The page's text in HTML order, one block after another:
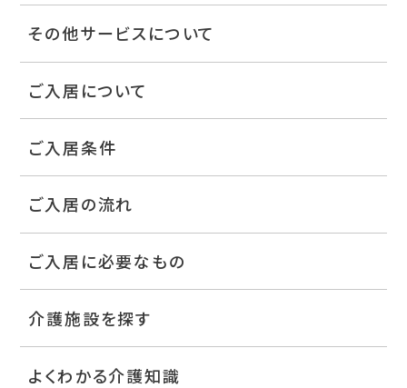
その他サービスについて
ご入居について
ご入居条件
ご入居の流れ
ご入居に必要なもの
介護施設を探す
よくわかる介護知識